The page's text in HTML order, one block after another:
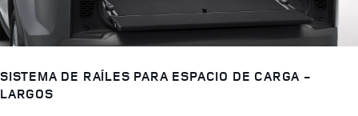
SISTEMA DE RAÍLES PARA ESPACIO DE CARGA -
LARGOS